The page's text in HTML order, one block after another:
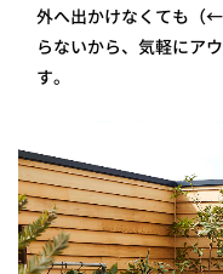
外へ出かけなくても（
らないから、気軽にア
す。